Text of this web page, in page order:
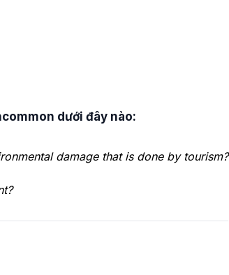
dưới đây nào:
damage that is done by tourism?